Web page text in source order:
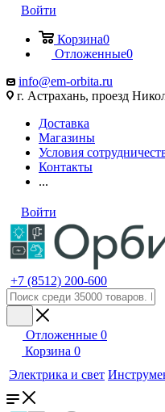
Войти
Корзина0
Отложенные0
info@em-orbita.ru
г. Астрахань, проезд
Доставка
Магазины
Условия
Контакты
...
Войти
+7 (8512) 200-600
Отложенные 0
Корзина 0
Электрика и свет